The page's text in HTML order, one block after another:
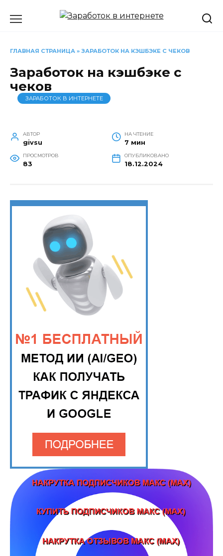
ГЛАВНАЯ СТРАНИЦА » ЗАРАБОТОК НА КЭШБЭКЕ С ЧЕКОВ
Заработок на кэшбэке с
чеков
ЗАРАБОТОК В ИНТЕРНЕТЕ
АВТОР
givsu
НА ЧТЕНИЕ
7 мин
ПРОСМОТРОВ
83
ОПУБЛИКОВАНО
18.12.2024